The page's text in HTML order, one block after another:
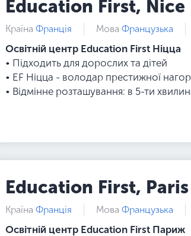
Education First, Nice
Країна Франція Мова Французька
Освітній центр Education First Ніцца
• Підходить для дорослих та дітей
• EF Ніцца - володар престижної
• Відмінне розташування: в 5-ти
Education First, Paris
Країна Франція Мова Французька
Освітній центр Education First Париж